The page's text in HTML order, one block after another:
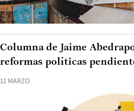
11 MARZO
Columna de Jaime
reformas políticas